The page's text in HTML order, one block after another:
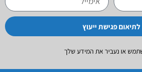
לתיאום פגישת ייעוץ
או נעביר את המידע שלך